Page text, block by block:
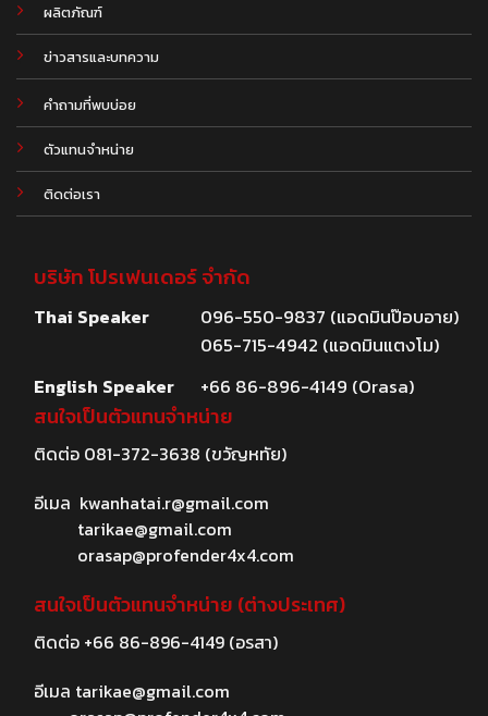
ผลิตภัณฑ์
ข่าวสารและบทความ
.
คำถามที่พบบ่อย
ตัวแทนจำหน่าย
ติดต่อเรา
บริษัท โปรเฟนเดอร์ จำกัด
Thai Speaker
096-550-9837 (แอดมินป๊อบอาย)
065-715-4942 (แอดมินแตงโม)
English Speaker
+66 86-896-4149 (Orasa)
สนใจเป็นตัวแทนจำหน่าย
ติดต่อ 081-372-3638 (ขวัญหทัย)
อีเมล kwanhatai.r@gmail.com
tarikae@gmail.com
orasap@profender4x4.com
สนใจเป็นตัวแทนจำหน่าย (ต่างประเทศ)
ติดต่อ +66 86-896-4149(อรสา)
อีเมล tarikae@gmail.com